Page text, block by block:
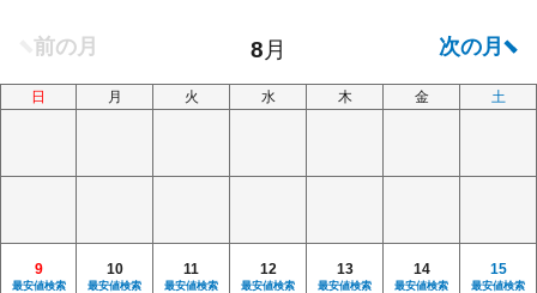
日 月 火 水 木 金 土
9
最安値検索
10
最安値検索
11
最安値検索
12
最安値検索
13
最安値検索
14
最安値検索
15
最安値検索